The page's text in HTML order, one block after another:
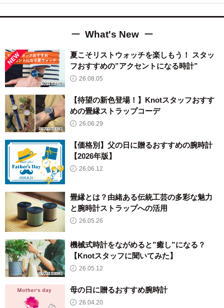
What's New
夏こそリストウォッチを楽しもう！ スタッ
フおすすめの”アクセントになる時計”
26.08.05
【待望の新色登場！】Knotスタッフおすす
めの畳縁ストラップコーデ
26.06.29
【価格別】父の日に贈るおすすめの腕時計
【2026年版】
26.06.12
畳縁とは？由緒ある伝統工芸の多彩な魅力
と腕時計ストラップへの活用
26.05.26
機械式時計をながめると”癒し”になる？
【Knotスタッフに聞いてみた】
26.05.12
母の日に贈るおすすめ腕時計
26.04.20